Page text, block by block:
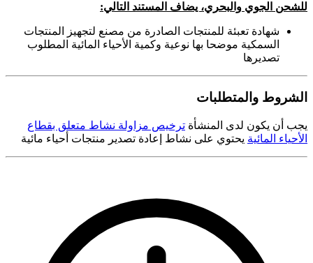
للشحن الجوي والبحري، يضاف المستند التالي:
شهادة تعبئة للمنتجات الصادرة من مصنع لتجهيز المنتجات
السمكية موضحا بها نوعية وكمية الأحياء المائية المطلوب
تصديرها
الشروط والمتطلبات
يجب أن يكون لدى المنشأة ترخيص مزاولة نشاط متعلق بقطاع
الأحياء المائية يحتوي على نشاط إعادة تصدير منتجات أحياء مائية